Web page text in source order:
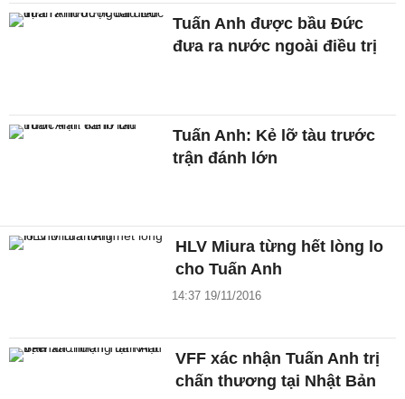
Tuấn Anh được bầu Đức
đưa ra nước ngoài điều trị
Tuấn Anh: Kẻ lỡ tàu trước
trận đánh lớn
HLV Miura từng hết lòng lo
cho Tuấn Anh
14:37 19/11/2016
VFF xác nhận Tuấn Anh trị
chấn thương tại Nhật Bản